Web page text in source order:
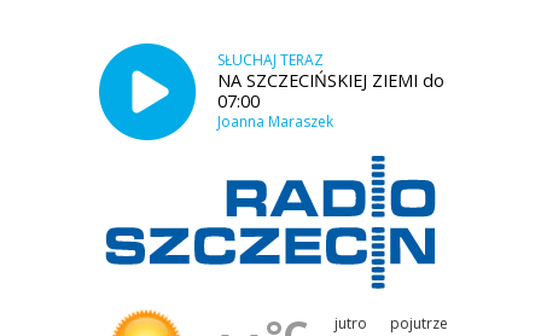
SŁUCHAJ TERAZ
NA SZCZECIŃSKIEJ ZIEMI do
07:00
Joanna Maraszek
jutro pojutrze